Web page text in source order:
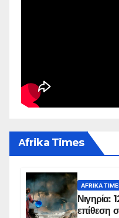
Αfrika Times
AFRIKA
Νιγηρία:
επίθεση